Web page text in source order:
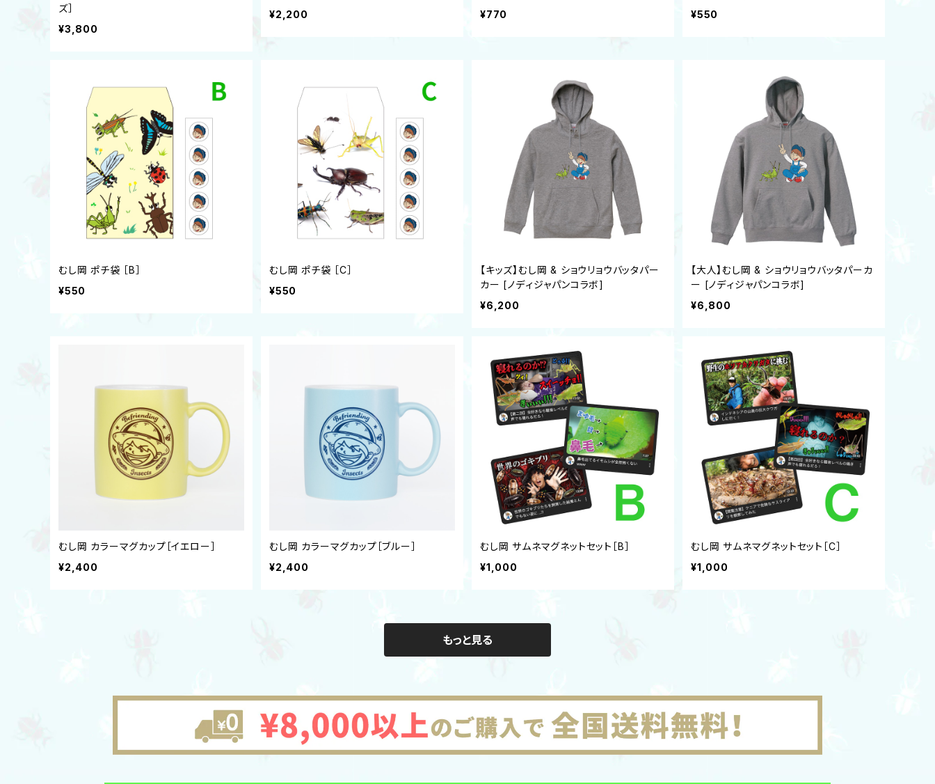
ズ］
¥3,800
¥2,200
¥770
¥550
むし岡 ポチ袋 ［B］
¥550
むし岡 ポチ袋 ［C］
¥550
【キッズ】むし岡 & ショウリョウバッタパー
カー [ノディジャパンコラボ]
¥6,200
【大人】むし岡 & ショウリョウバッタパーカ
ー [ノディジャパンコラボ]
¥6,800
むし岡 カラーマグカップ［イエロー］
¥2,400
むし岡 カラーマグカップ［ブルー］
¥2,400
むし岡 サムネマグネットセット［B］
¥1,000
むし岡 サムネマグネットセット［C］
¥1,000
もっと見る